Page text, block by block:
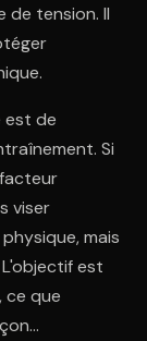
de tension. Il
est de
Si
viser
mais
est
que